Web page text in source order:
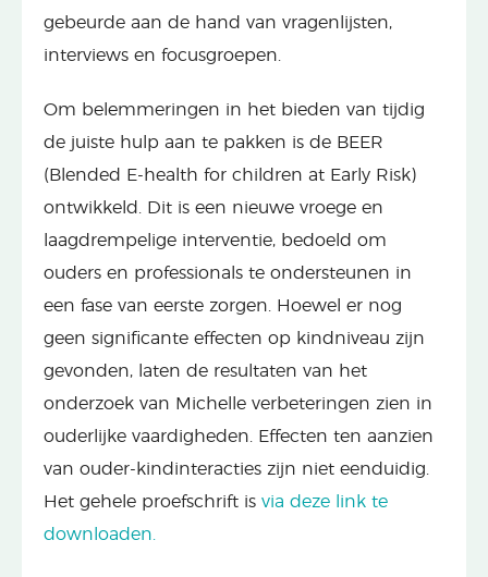
gebeurde aan de hand van vragenlijsten,
interviews en focusgroepen.
Om belemmeringen in het bieden van tijdig
de juiste hulp aan te pakken is de BEER
(Blended E-health for children at Early Risk)
ontwikkeld. Dit is een nieuwe vroege en
laagdrempelige interventie, bedoeld om
ouders en professionals te ondersteunen in
een fase van eerste zorgen. Hoewel er nog
geen significante effecten op kindniveau zijn
gevonden, laten de resultaten van het
onderzoek van Michelle verbeteringen zien in
ouderlijke vaardigheden. Effecten ten aanzien
van ouder-kindinteracties zijn niet eenduidig.
Het gehele proefschrift is via deze link te
downloaden.